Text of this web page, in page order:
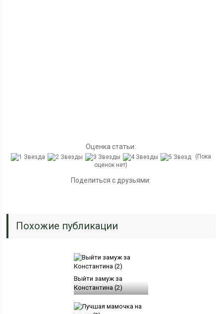
Оценка статьи:
(Пока
оценок нет)
Поделиться с друзьями:
Похожие публикации
Выйти замуж за
Константина (2)